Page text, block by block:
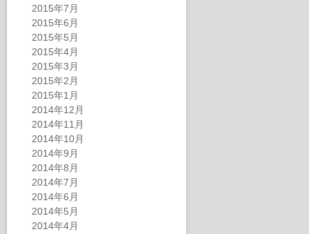
2015年7月
2015年6月
2015年5月
2015年4月
2015年3月
2015年2月
2015年1月
2014年12月
2014年11月
2014年10月
2014年9月
2014年8月
2014年7月
2014年6月
2014年5月
2014年4月